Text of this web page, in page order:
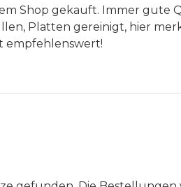
Shop gekauft. Immer gute
Platten gereinigt, hier
empfehlenswert!